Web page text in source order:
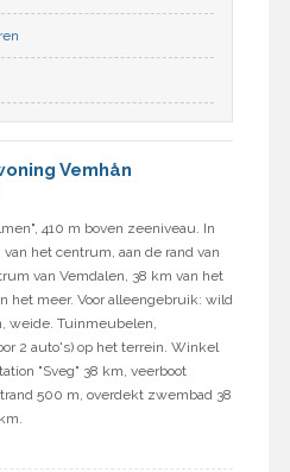
Vemhån
410 m boven zeeniveau. In
het centrum, aan de rand van
van Vemdalen, 38 km van het
het meer. Voor alleengebruik: wild
weide. Tuinmeubelen,
2 auto's) op het terrein. Winkel
"Sveg" 38 km, veerboot
500 m, overdekt zwembad 38